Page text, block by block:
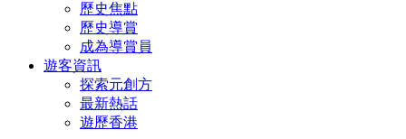
歷史焦點
歷史導賞
成為導賞員
遊客資訊
探索元創方
最新熱話
遊歷香港